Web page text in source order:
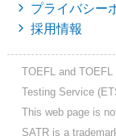
プライバシー
採用情報
TOEFL and
Testing Service
This web page is
SATR is a